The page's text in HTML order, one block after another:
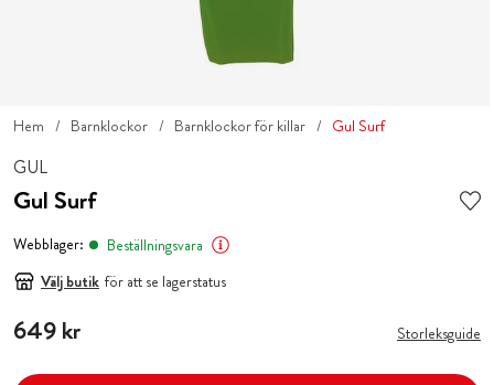
Hem Barnklockor Barnklockor för killar Gul Surf
GUL
Gul Surf
Webblager:
Beställningsvara
Välj butik för att se lagerstatus
Pris :649 kr
649 kr Storleksguide